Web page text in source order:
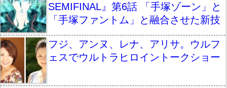
SEMIFINAL』第6話 「手塚ゾーン」と
「手塚ファントム」と融合させた新技
フジ、アンヌ、レナ、アリサ。ウルフ
ェスでウルトラヒロイントークショー